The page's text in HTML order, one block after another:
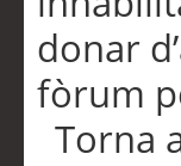
donar
fòrum
Torna